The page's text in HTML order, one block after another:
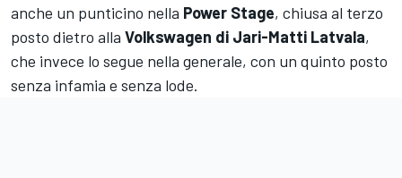
anche un punticino nella Power Stage, chiusa al terzo
posto dietro alla Volkswagen di Jari-Matti Latvala,
che invece lo segue nella generale, con un quinto posto
senza infamia e senza lode.